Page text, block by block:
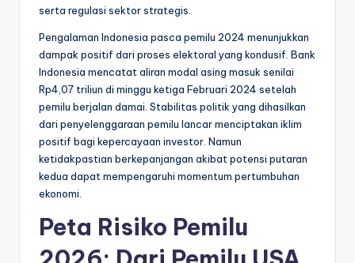
serta regulasi sektor strategis.
Pengalaman Indonesia pasca pemilu 2024 menunjukkan
dampak positif dari proses elektoral yang kondusif. Bank
Indonesia mencatat aliran modal asing masuk senilai
Rp4,07 triliun di minggu ketiga Februari 2024 setelah
pemilu berjalan damai. Stabilitas politik yang dihasilkan
dari penyelenggaraan pemilu lancar menciptakan iklim
positif bagi kepercayaan investor. Namun
ketidakpastian berkepanjangan akibat potensi putaran
kedua dapat mempengaruhi momentum pertumbuhan
ekonomi.
Peta Risiko Pemilu